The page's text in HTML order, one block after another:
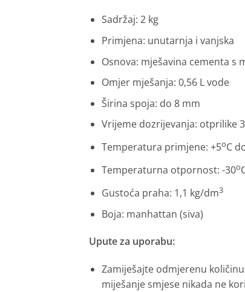
Sadržaj: 2 kg
Primjena: unutarnja i vanjska
Osnova: mješavina cementa
Omjer mješanja: 0,56 L vode
Širina spoja: do 8 mm
Vrijeme dozrijevanja: otprilike
Temperatura primjene: +5oC
Temperaturna otpornost: -30o
Gustoća praha: 1,1 kg/dm3
Boja: manhattan (siva)
Upute za uporabu:
Zamiješajte odmjerenu
miješanje smjese nikada ne